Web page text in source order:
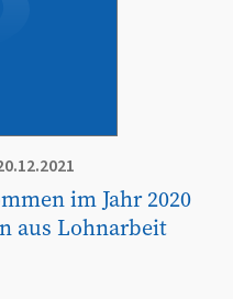
im Jahr 2020
aus Lohnarbeit